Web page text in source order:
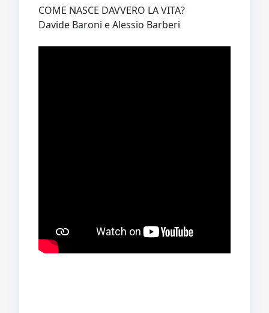
COME NASCE DAVVERO LA VITA?
Davide Baroni e Alessio Barberi